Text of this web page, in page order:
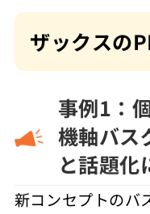
ザックスの
事例1：
機軸バス
と話題化
新コンセプトのバ